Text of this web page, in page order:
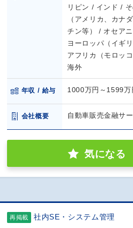
リピン / インド /
（アメリカ、カナ
チン等） / オセア
ヨーロッパ（イギ
アフリカ（モロッ
海外
年収 / 給与 1000万円～1599万
会社概要 自動車販売金融サ
気になる
再掲載 社内SE・システム管理